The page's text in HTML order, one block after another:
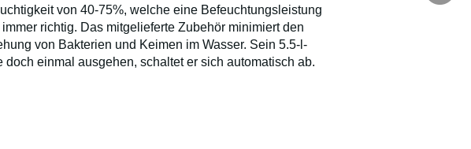
von 40-75%, welche eine Befeuchtungsleistung
richtig. Das mitgelieferte Zubehör minimiert den
von Bakterien und Keimen im Wasser. Sein 5.5-l-
einmal ausgehen, schaltet er sich automatisch ab.